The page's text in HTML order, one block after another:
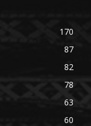
170
87
82
78
63
60